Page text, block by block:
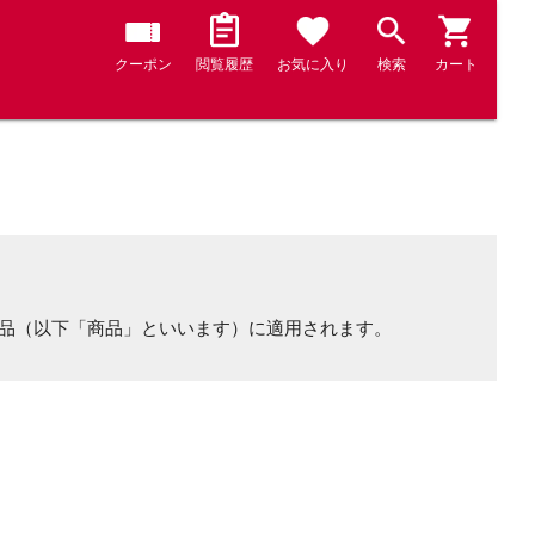
クーポン 閲覧履歴 お気に入り 検索 カート
以下「商品」といいます）に適用されます。